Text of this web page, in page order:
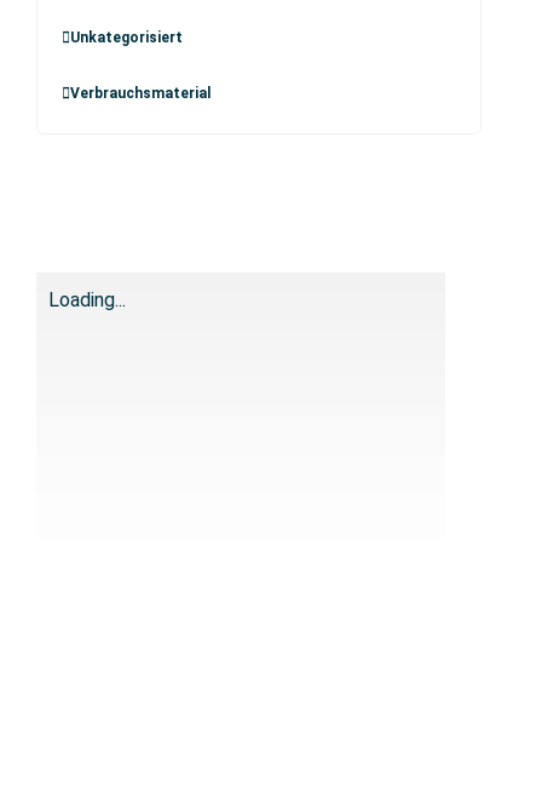
Unkategorisiert
Verbrauchsmaterial
Loading...